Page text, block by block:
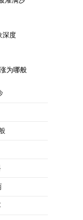
深度
为哪般